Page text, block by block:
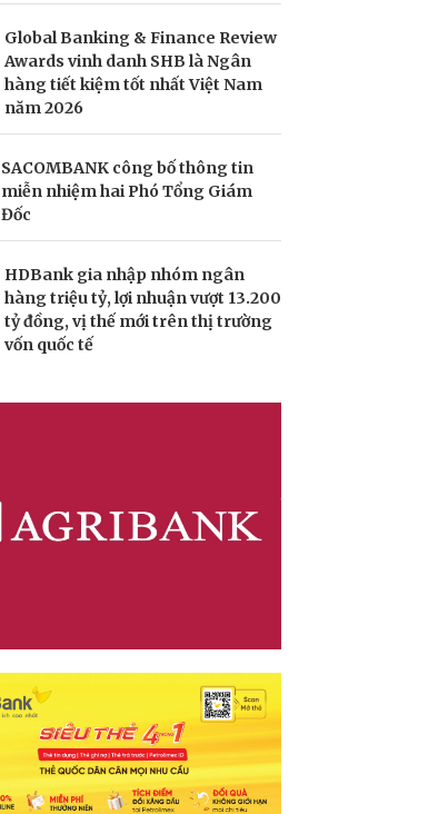
Global Banking & Finance Review
Awards vinh danh SHB là Ngân
hàng tiết kiệm tốt nhất Việt Nam
năm 2026
SACOMBANK công bố thông tin
miễn nhiệm hai Phó Tổng Giám
Đốc
HDBank gia nhập nhóm ngân
hàng triệu tỷ, lợi nhuận vượt 13.200
tỷ đồng, vị thế mới trên thị trường
vốn quốc tế